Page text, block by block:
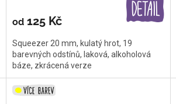
od125 Kč
Squeezer 20 mm, kulatý hrot, 19
barevných odstínů, laková, alkoholová
báze, zkrácená verze